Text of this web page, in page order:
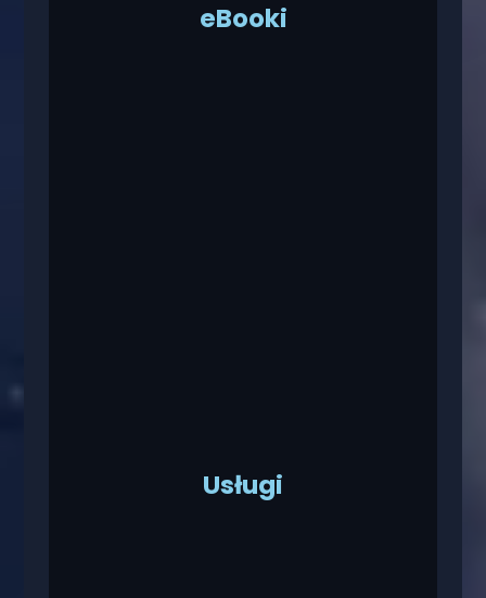
eBooki
Usługi